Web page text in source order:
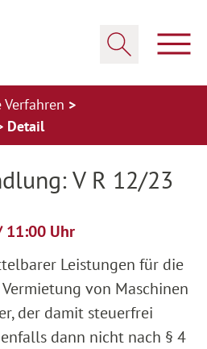
Detail
V R 12/23
11:00 Uhr
Leistungen für die
von Maschinen
der damit steuerfrei
dann nicht nach § 4